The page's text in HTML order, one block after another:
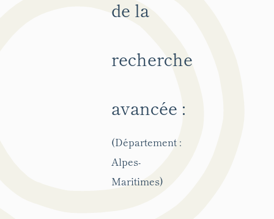
de la
recherche
avancée :
(Département :
Alpes-
Maritimes)